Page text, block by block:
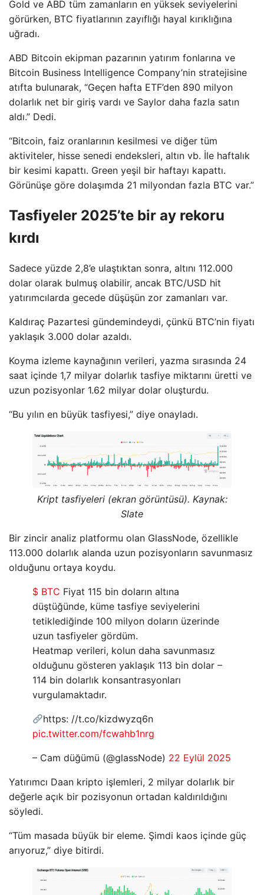
Gold ve ABD tüm zamanların en yüksek seviyelerini
görürken, BTC fiyatlarının zayıflığı hayal kırıklığına
uğradı.
ABD Bitcoin ekipman pazarının yatırım fonlarına ve
Bitcoin Business Intelligence Company’nin stratejisine
atıfta bulunarak, “Geçen hafta ETF’den 890 milyon
dolarlık net bir giriş vardı ve Saylor daha fazla satın
aldı.” Dedi.
“Bitcoin, faiz oranlarının kesilmesi ve diğer tüm
aktiviteler, hisse senedi endeksleri, altın vb. İle haftalık
bir kesimi kapattı. Green yeşil bir haftayı kapattı.
Görünüşe göre dolaşımda 21 milyondan fazla BTC var.”
Tasfiyeler 2025’te bir ay rekoru
kırdı
Sadece yüzde 2,8’e ulaştıktan sonra, altını 112.000
dolar olarak bulmuş olabilir, ancak BTC/USD hit
yatırımcılarda gecede düşüşün zor zamanları var.
Kaldıraç Pazartesi gündemindeydi, çünkü BTC’nin fiyatı
yaklaşık 3.000 dolar azaldı.
Koyma izleme kaynağının verileri, yazma sırasında 24
saat içinde 1,7 milyar dolarlık tasfiye miktarını üretti ve
uzun pozisyonlar 1.62 milyar dolar oluşturdu.
“Bu yılın en büyük tasfiyesi,” diye onayladı.
Kript tasfiyeleri (ekran görüntüsü). Kaynak:
Slate
Bir zincir analiz platformu olan GlassNode, özellikle
113.000 dolarlık alanda uzun pozisyonların savunmasız
olduğunu ortaya koydu.
$ BTC Fiyat 115 bin doların altına
düştüğünde, küme tasfiye seviyelerini
tetiklediğinde 100 milyon doların üzerinde
uzun tasfiyeler gördüm.
Heatmap verileri, kolun daha savunmasız
olduğunu gösteren yaklaşık 113 bin dolar –
114 bin dolarlık konsantrasyonları
vurgulamaktadır.
https: //t.co/kizdwyzq6n
pic.twitter.com/fcwahb1nrg
– Cam düğümü (@glassNode) 22 Eylül 2025
Yatırımcı Daan kripto işlemleri, 2 milyar dolarlık bir
değerle açık bir pozisyonun ortadan kaldırıldığını
söyledi.
“Tüm masada büyük bir eleme. Şimdi kaos içinde güç
arıyoruz,” diye bitirdi.